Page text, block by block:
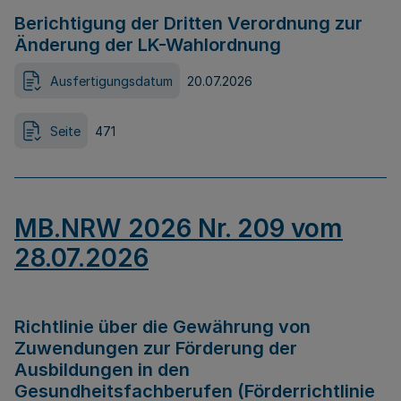
Berichtigung der Dritten Verordnung zur
Änderung der LK-Wahlordnung
Ausfertigungsdatum 20.07.2026
Seite 471
MB.NRW 2026 Nr. 209 vom
28.07.2026
Richtlinie über die Gewährung von
Zuwendungen zur Förderung der
Ausbildungen in den
Gesundheitsfachberufen (Förderrichtlinie